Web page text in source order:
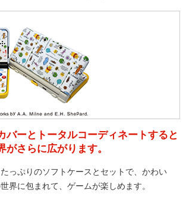
バーとトータルコーディネートすると
がさらに広がります。
っぷりのソフトケースとセットで、かわい
界に包まれて、ゲームが楽しめます。